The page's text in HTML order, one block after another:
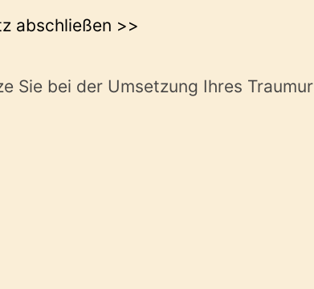
abschließen >>
Sie bei der Umsetzung Ihres